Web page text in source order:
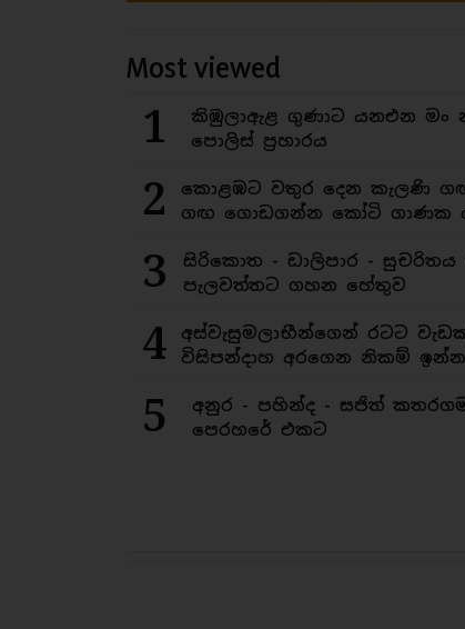
Most viewed
1
කිඹුලාඇළ ගුණාට යනඑන මං
පොලිස් ප්‍රහාරය
2
කොළඹට වතුර දෙන කැලණි
ගඟ ගොඩගන්න කෝටි ගාණක
3
සිරිකොත - ඩාලිපාර -
පැලවත්තට ගහන හේතුව
4
අස්වැසුමලාභීන්ගෙන් රටට
විසිපන්දාහ අරගෙන නිකම් ඉන්න
5
අනුර - පහින්ද - සජිත්
පෙරහරේ එකට